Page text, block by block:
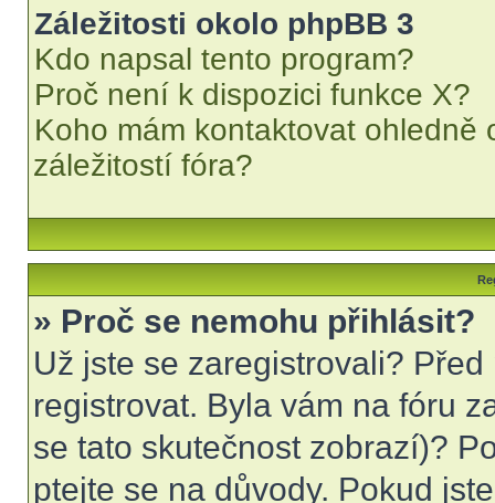
Záležitosti okolo phpBB 3
Kdo napsal tento program?
Proč není k dispozici funkce X?
Koho mám kontaktovat
záležitostí fóra?
» Proč se nemohu přihlásit?
Už jste se zaregistrovali?
registrovat. Byla vám na fóru
se tato skutečnost zobrazí)?
ptejte se na důvody. Pokud